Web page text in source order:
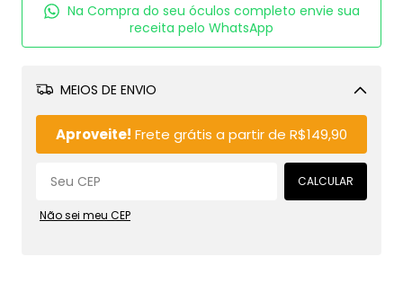
Na Compra do seu óculos completo envie sua
receita pelo WhatsApp
MEIOS DE ENVIO
Aproveite! Frete grátis a partir de R$149,90
CALCULAR
Não sei meu CEP